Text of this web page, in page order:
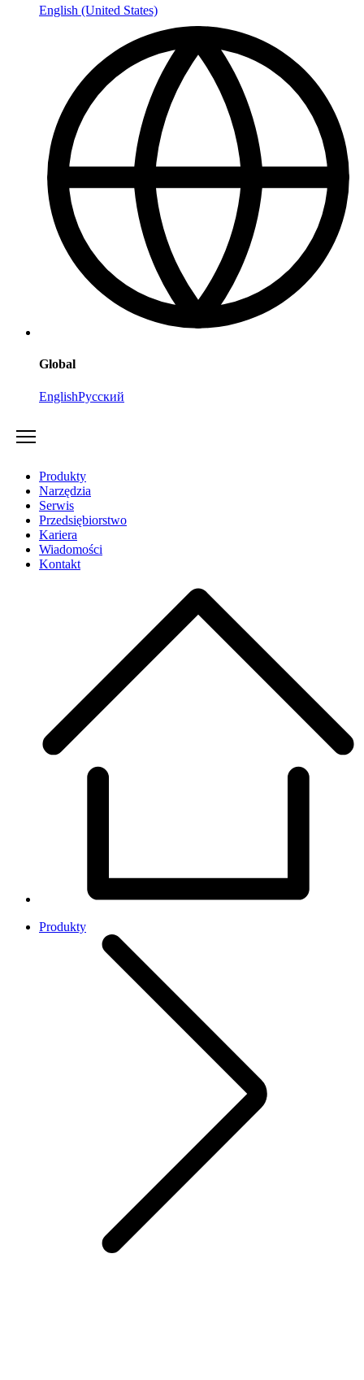
English (United States)
Global
EnglishРусский
Produkty
Narzędzia
Serwis
Przedsiębiorstwo
Kariera
Wiadomości
Kontakt
Produkty